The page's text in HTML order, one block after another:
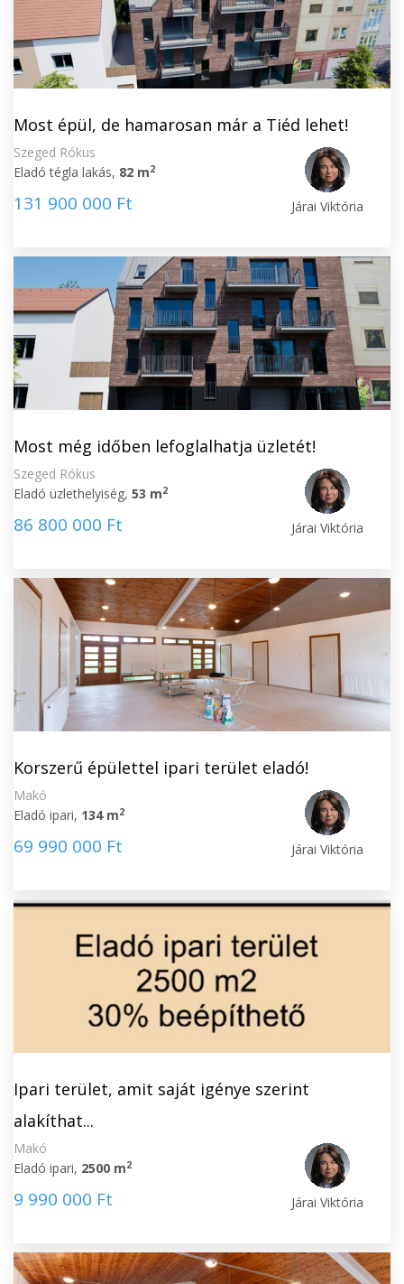
Most épül, de hamarosan már a Tiéd lehet!
Szeged Rókus
Eladó tégla lakás, 82 m2
131 900 000 Ft Járai Viktória
Most még időben lefoglalhatja üzletét!
Szeged Rókus
Eladó üzlethelyiség, 53 m2
86 800 000 Ft Járai Viktória
Korszerű épülettel ipari terület eladó!
Makó
Eladó ipari, 134 m2
69 990 000 Ft Járai Viktória
Ipari terület, amit saját igénye szerint
alakíthat...
Makó
Eladó ipari, 2500 m2
9 990 000 Ft Járai Viktória